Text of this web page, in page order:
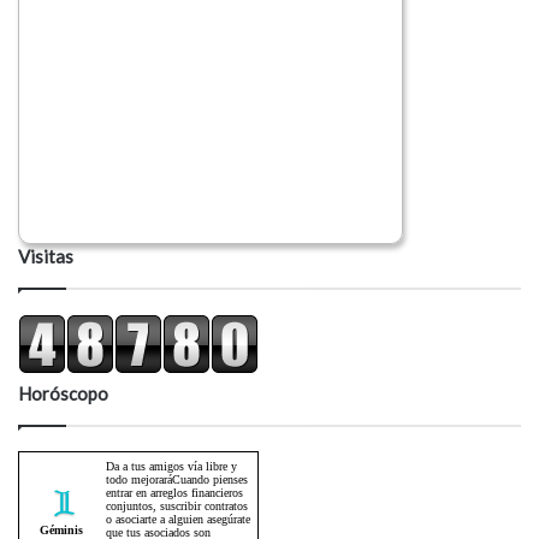
Visitas
Horóscopo